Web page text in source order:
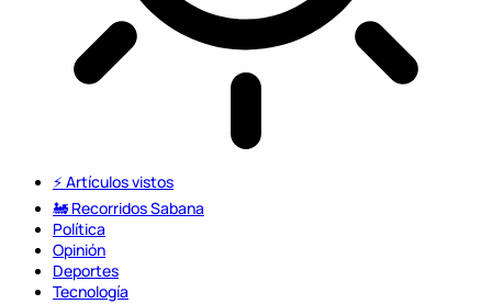
⚡️ Artículos vistos
🚂 Recorridos Sabana
Política
Opinión
Deportes
Tecnología